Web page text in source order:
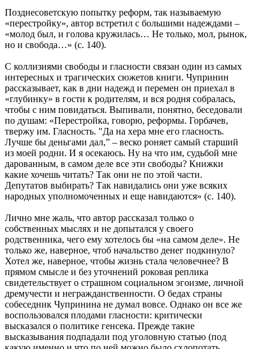
Позднесоветскую попытку реформ, так называемую
«перестройку», автор встретил с большими надеждами –
«молод был, и голова кружилась… Не только, мол, рынок,
но и свобода…» (с. 140).
С коллизиями свободы и гласности связан один из самых
интересных и трагических сюжетов книги. Чупринин
рассказывает, как в дни надежд и перемен он приехал в
«глубинку» в гости к родителям, и вся родня собралась,
чтобы с ним повидаться. Выпивали, понятно, беседовали
по душам: «Перестройка, говорю, реформы. Горбачев,
твержу им. Гласность. "Да на хера мне его гласность.
Лучше бы деньгами дал,” – веско роняет самый старший
из моей родни. И я осекаюсь. Ну на что им, судьбой мне
дарованным, в самом деле все эти свободы? Книжки
какие хочешь читать? Так они не по этой части.
Депутатов выбирать? Так навидались они уже всяких
народных уполномоченных и еще навидаются» (с. 140).
Лично мне жаль, что автор рассказал только о
собственных мыслях и не допытался у своего
родственника, чего ему хотелось бы «на самом деле». Не
только же, наверное, чтоб начальство денег подкинуло?
Хотел же, наверное, чтобы жизнь стала человечнее? В
прямом смысле и без уточнений роковая реплика
свидетельствует о страшном социальном эгоизме, личной
дремучести и негражданственности. О бедах страны
собеседник Чупринина не думал вовсе. Однако он все же
воспользовался плодами гласности: критически
высказался о политике генсека. Прежде такие
высказывания подпадали под уголовную статью (под